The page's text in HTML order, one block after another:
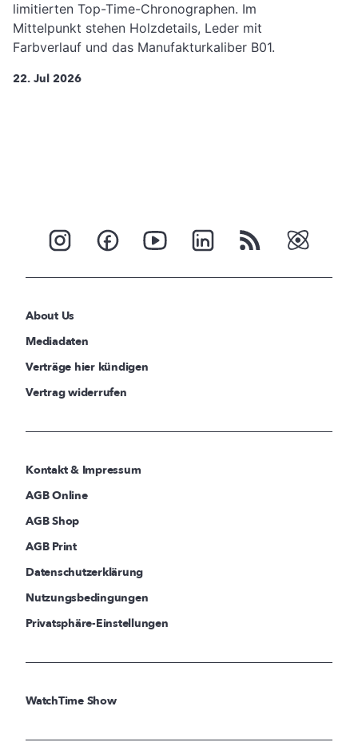
limitierten Top-Time-Chronographen. Im
Mittelpunkt stehen Holzdetails, Leder mit
Farbverlauf und das Manufakturkaliber B01.
22. Jul 2026
About Us
Mediadaten
Verträge hier kündigen
Vertrag widerrufen
Kontakt & Impressum
AGB Online
AGB Shop
AGB Print
Datenschutzerklärung
Nutzungsbedingungen
Privatsphäre-Einstellungen
WatchTime Show